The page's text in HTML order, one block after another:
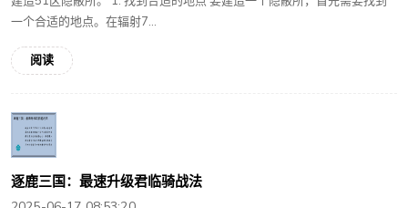
一个合适的地点。在辐射7...
阅读
逐鹿三国：最速升级君临骑战法